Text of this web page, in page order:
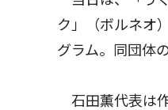
ク」（ボルネオ
グラム。同団体
石田薫代表は